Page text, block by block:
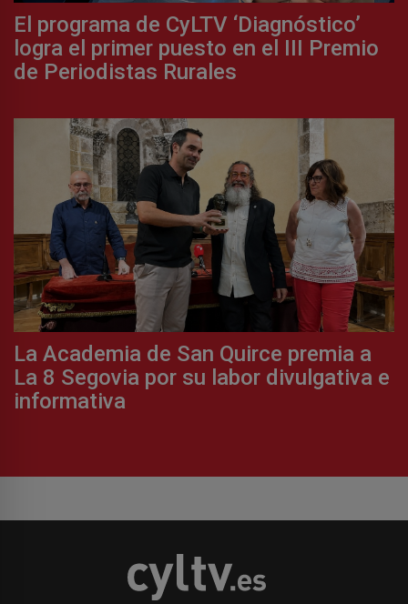
El programa de CyLTV ‘Diagnóstico’
logra el primer puesto en el III Premio
de Periodistas Rurales
La Academia de San Quirce premia a
La 8 Segovia por su labor divulgativa e
informativa